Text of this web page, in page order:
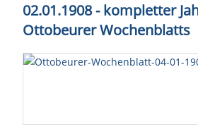
02.01.1908 - kompletter
Ottobeurer Wochenblatts